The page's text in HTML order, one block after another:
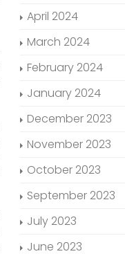
April 2024
March 2024
February 2024
January 2024
December 2023
November 2023
October 2023
September 2023
July 2023
June 2023